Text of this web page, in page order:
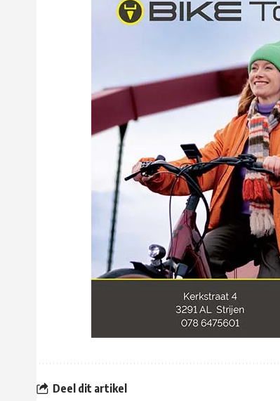
Deel dit artikel